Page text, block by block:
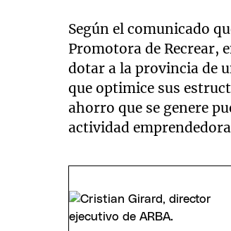
Según el comunicado
Promotora de Recrear,
dotar a la provincia de
que optimice sus
ahorro que se genere
actividad